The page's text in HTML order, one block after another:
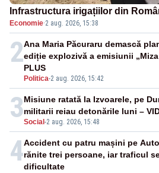
Infrastructura irigațiilor din
Economie·2 aug. 2026, 15:38
2
Politica-2 aug. 2026, 15:42
Ana Maria Păcuraru demască
ediție explozivă a emisiunii
PLUS
3Social-2 aug. 2026, 15:48
Misiune ratată la Izvoarele, pe
militarii reiau detonările luni –
4Accident cu patru mașini pe
rănite trei persoane, iar traficul
dificultate